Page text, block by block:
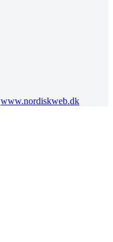
www.nordiskweb.dk